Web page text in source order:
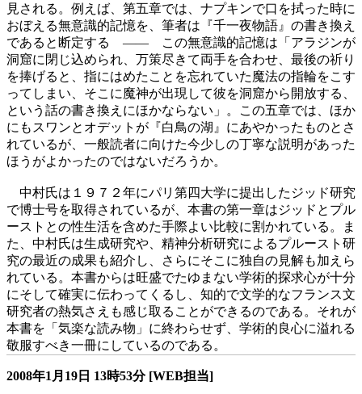
見される。例えば、第五章では、ナプキンで口を拭った時に
おぼえる無意識的記憶を、筆者は『千一夜物語』の書き換え
であると断定する ―― この無意識的記憶は「アラジンが
洞窟に閉じ込められ、万策尽きて両手を合わせ、最後の祈り
を捧げると、指にはめたことを忘れていた魔法の指輪をこす
ってしまい、そこに魔神が出現して彼を洞窟から開放する、
という話の書き換えにほかならない」。この五章では、ほか
にもスワンとオデットが『白鳥の湖』にあやかったものとさ
れているが、一般読者に向けた今少しの丁寧な説明があった
ほうがよかったのではないだろうか。
中村氏は１９７２年にパリ第四大学に提出したジッド研究
で博士号を取得されているが、本書の第一章はジッドとプル
ーストとの性生活を含めた手際よい比較に割かれている。ま
た、中村氏は生成研究や、精神分析研究によるプルースト研
究の最近の成果も紹介し、さらにそこに独自の見解も加えら
れている。本書からは旺盛でたゆまない学術的探求心が十分
にそして確実に伝わってくるし、知的で文学的なフランス文
研究者の熱気さえも感じ取ることができるのである。それが
本書を「気楽な読み物」に終わらせず、学術的良心に溢れる
敬服すべき一冊にしているのである。
2008年1月19日 13時53分 [WEB担当]